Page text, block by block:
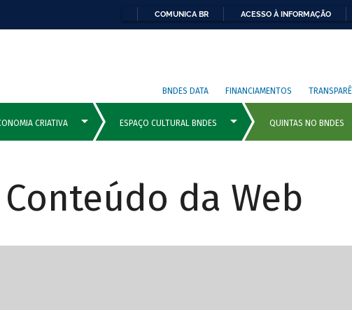
COMUNICA BR ACESSO À INFORMAÇÃO
BNDES DATA FINANCIAMENTOS
da Web
com